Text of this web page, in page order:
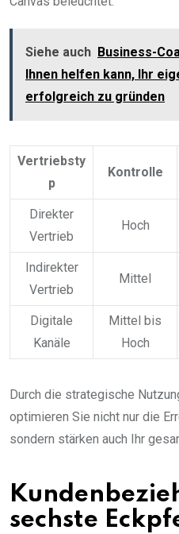
Siehe auch Business-
Ihnen helfen kann, Ihr
erfolgreich zu gründen
Vertriebsty
p
Kontrolle
Direkter
Vertrieb
Hoch
Indirekter
Vertrieb
Mittel
Digitale
Kanäle
Mittel bis
Hoch
Durch die strategische
optimieren Sie nicht nur die
sondern stärken auch Ihr
sechste